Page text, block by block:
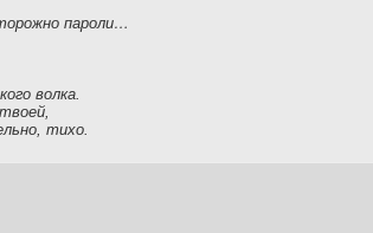
пароли…
волка.
тихо.